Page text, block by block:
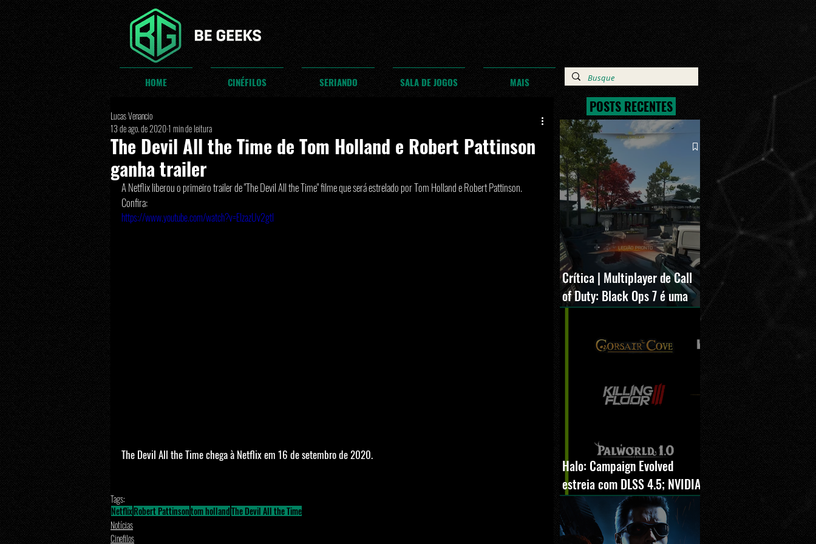
HOME CINÉFILOS SERIANDO SALA DE JOGOS MAIS
The Devil All the Time de Tom Holland e Robert Pattinson
ganha trailer
Lucas Venancio
13 de ago. de 20201 min de leitura
A Netflix liberou o primeiro trailer de "The Devil All the Time" filme que será estrelado por Tom Holland e Robert Pattinson.
Confira:
https://www.youtube.com/watch?v=EIzazUv2gtI
The Devil All the Time chega à Netflix em 16 de setembro de 2020.
Tags:
NetflixRobert Pattinsontom hollandThe Devil All the Time
Notícias
Cinefilos
POSTS RECENTES
Crítica | Multiplayer de Call
of Duty: Black Ops 7 é uma
experiência positiva,
Halo: Campaign Evolved
estreia com DLSS 4.5; NVIDIA
lança novo GeForce Game
Ready Driver para grandes
lançamentos